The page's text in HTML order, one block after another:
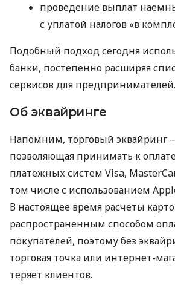
проведение выплат
с уплатой налогов «в
Подобный подход сегодня
банки, постепенно расширяя
сервисов для предпринимателей.
Об эквайринге
Напомним, торговый эквайринг
позволяющая принимать к
платежных систем Visa,
том числе с использованием
В настоящее время расчеты
распространенным способом
покупателей, поэтому без
торговая точка или интернет-
теряет клиентов.